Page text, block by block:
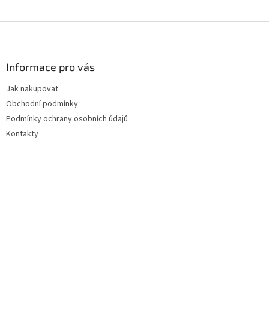
Informace pro vás
Jak nakupovat
Obchodní podmínky
Podmínky ochrany osobních údajů
Kontakty